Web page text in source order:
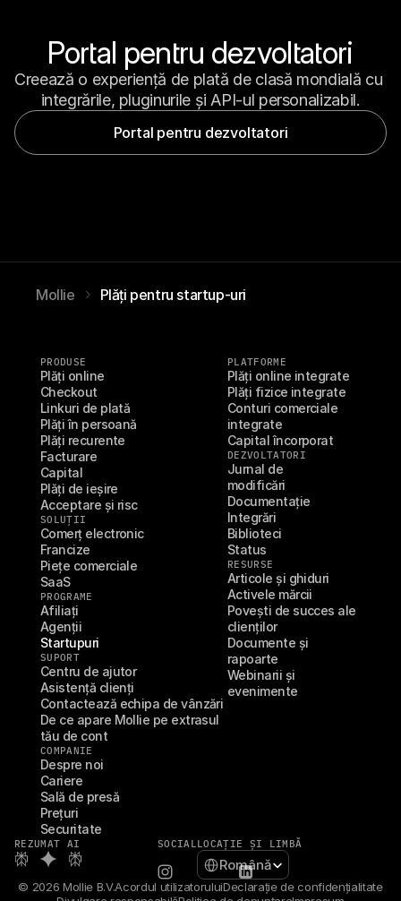
Portal pentru dezvoltatori
Creează o experiență de plată de clasă mondială cu
integrările, pluginurile și API-ul personalizabil.
Portal pentru dezvoltatori
Mollie Plăți pentru startup-uri
PRODUSE
Plăți online
Checkout
Linkuri de plată
Plăți în persoană
Plăți recurente
Facturare
Capital
Plăți de ieșire
Acceptare și risc
SOLUȚII
Comerț electronic
Francize
Piețe comerciale
SaaS
PROGRAME
Afiliați
Agenții
Startupuri
SUPORT
Centru de ajutor
Asistență clienți
Contactează echipa de vânzări
De ce apare Mollie pe extrasul
tău de cont
COMPANIE
Despre noi
Cariere
Sală de presă
Prețuri
Securitate
PLATFORME
Plăți online integrate
Plăți fizice integrate
Conturi comerciale
integrate
Capital încorporat
DEZVOLTATORI
Jurnal de
modificări
Documentație
Integrări
Biblioteci
Status
RESURSE
Articole și ghiduri
Activele mărcii
Povești de succes ale
clienților
Documente și
rapoarte
Webinarii și
evenimente
REZUMAT AI SOCIALLOCAȚIE ȘI LIMBĂ
Select Language
Română
© 2026 Mollie B.V.Acordul utilizatoruluiDeclarație de confidențialitate